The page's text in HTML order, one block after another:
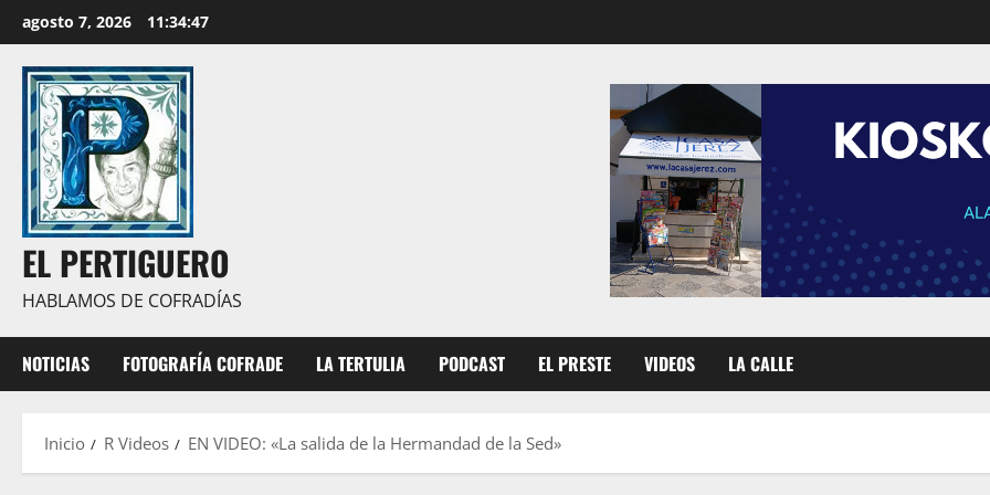
al
contenido
agosto 7, 2026 11:34:48
EL PERTIGUERO
HABLAMOS DE COFRADÍAS
NOTICIAS FOTOGRAFÍA COFRADE LA TERTULIA PODCAST EL PRESTE VIDEOS LA CALLE
Inicio R Videos EN VIDEO: «La salida de la Hermandad de la Sed»